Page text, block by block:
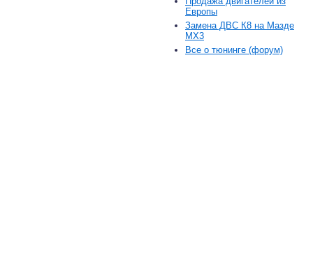
Европы
Замена ДВС К8 на Мазде
MX3
Все о тюнинге (форум)